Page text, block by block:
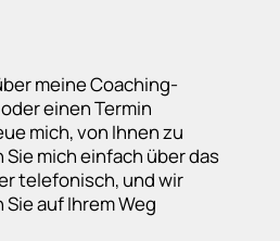
meine Coaching-
einen Termin
mich, von Ihnen zu
mich einfach über das
telefonisch, und wir
auf Ihrem Weg